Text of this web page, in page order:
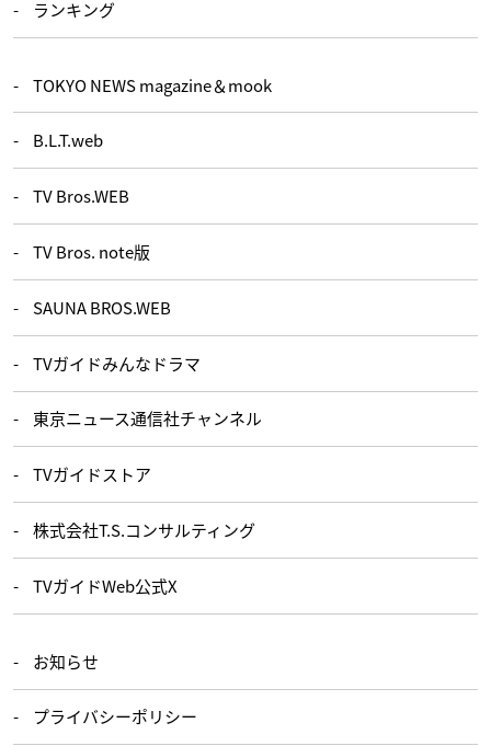
ランキング
TOKYO NEWS magazine＆mook
B.L.T.web
TV Bros.WEB
TV Bros. note版
SAUNA BROS.WEB
TVガイドみんなドラマ
東京ニュース通信社チャンネル
TVガイドストア
株式会社T.S.コンサルティング
TVガイドWeb公式X
お知らせ
プライバシーポリシー